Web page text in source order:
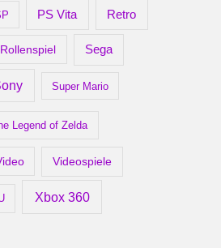
PS Vita Retro
Rollenspiel Sega
Super Mario
Legend of Zelda
Videospiele
Xbox 360